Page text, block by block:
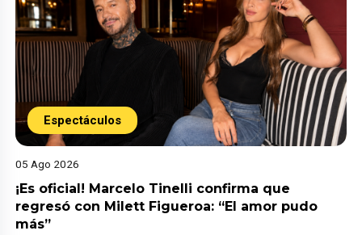
Espectáculos
05 Ago 2026
¡Es oficial! Marcelo Tinelli confirma que
regresó con Milett Figueroa: “El amor pudo
más”